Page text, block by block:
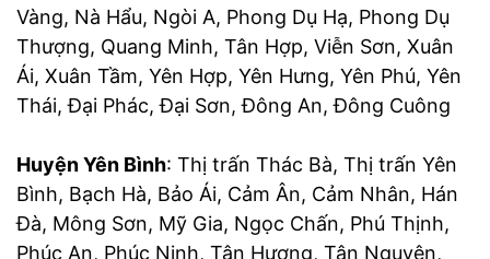
Vàng, Nà Hẩu, Ngòi A, Phong Dụ Hạ, Phong Dụ
Thượng, Quang Minh, Tân Hợp, Viễn Sơn, Xuân
Ái, Xuân Tầm, Yên Hợp, Yên Hưng, Yên Phú, Yên
Thái, Đại Phác, Đại Sơn, Đông An, Đông Cuông
Huyện Yên Bình: Thị trấn Thác Bà, Thị trấn Yên
Bình, Bạch Hà, Bảo Ái, Cảm Ân, Cảm Nhân, Hán
Đà, Mông Sơn, Mỹ Gia, Ngọc Chấn, Phú Thịnh,
Phúc An, Phúc Ninh, Tân Hương, Tân Nguyên,